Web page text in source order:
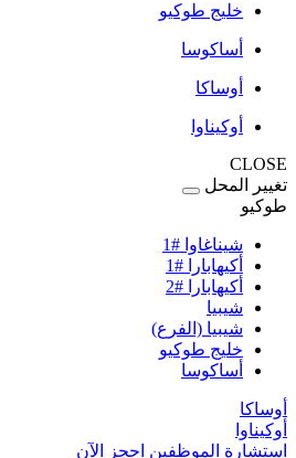
خليج طوكيو
أساكوسا
أوساكا
أوكيناوا
CLOSE
تغيير المحل
طوكيو
شيناغاوا #1
أكيهابارا #1
أكيهابارا #2
شيبيا
شيبيا (الفرع)
خليج طوكيو
أساكوسا
أوساكا
أوكيناوا
استشارة الموظفين احجز الآن